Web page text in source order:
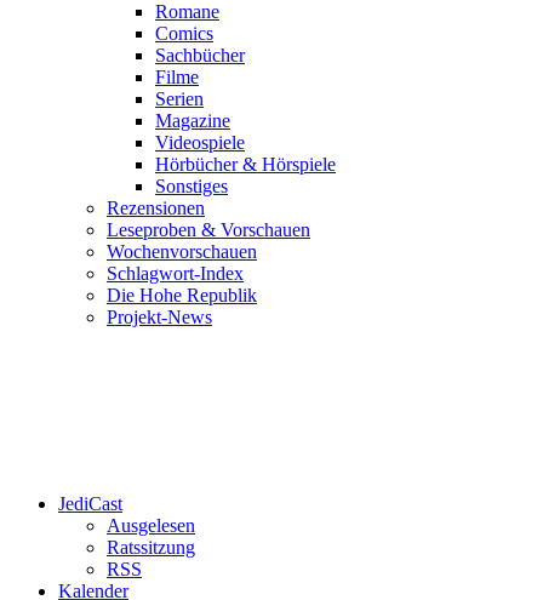
Romane
Comics
Sachbücher
Filme
Serien
Magazine
Videospiele
Hörbücher & Hörspiele
Sonstiges
Rezensionen
Leseproben & Vorschauen
Wochenvorschauen
Schlagwort-Index
Die Hohe Republik
Projekt-News
JediCast
Ausgelesen
Ratssitzung
RSS
Kalender